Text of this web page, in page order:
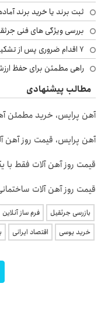
ثبت برند یا خرید برند
بررسی ویژگی های فنی
۷ اقدام ضروری پس از تشکیل پرونده مواد مخدر؛ راهنمای خانواده‌ها
راهی مطمئن برای حفظ
مطالب پیشنهادی
آهن پرایس، خرید مطمئن
آهن پرایس، قیمت روز آهن
قیمت روز آهن آلات فقط
قیمت روز آهن آلات
بازرسی جرثقیل فرم ساز آنلاین
خرید یوسی
اقتصاد ایرانی